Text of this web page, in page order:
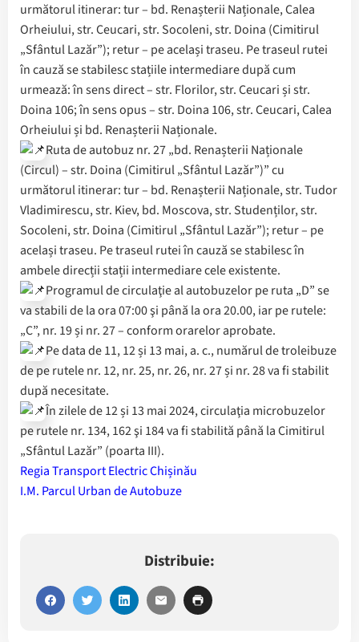
următorul itinerar: tur – bd. Renașterii Naționale, Calea
Orheiului, str. Ceucari, str. Socoleni, str. Doina (Cimitirul
„Sfântul Lazăr”); retur – pe același traseu. Pe traseul rutei
în cauză se stabilesc stațiile intermediare după cum
urmează: în sens direct – str. Florilor, str. Ceucari și str.
Doina 106; în sens opus – str. Doina 106, str. Ceucari, Calea
Orheiului și bd. Renașterii Naționale.
Ruta de autobuz nr. 27 „bd. Renașterii Naționale
(Circul) – str. Doina (Cimitirul „Sfântul Lazăr”)” cu
următorul itinerar: tur – bd. Renașterii Naționale, str. Tudor
Vladimirescu, str. Kiev, bd. Moscova, str. Studenților, str.
Socoleni, str. Doina (Cimitirul „Sfântul Lazăr”); retur – pe
același traseu. Pe traseul rutei în cauză se stabilesc în
ambele direcții stații intermediare cele existente.
Programul de circulaţie al autobuzelor pe ruta „D” se
va stabili de la ora 07:00 şi până la ora 20.00, iar pe rutele:
„C”, nr. 19 și nr. 27 – conform orarelor aprobate.
Pe data de 11, 12 și 13 mai, a. c., numărul de troleibuze
de pe rutele nr. 12, nr. 25, nr. 26, nr. 27 și nr. 28 va fi stabilit
după necesitate.
În zilele de 12 și 13 mai 2024, circulaţia microbuzelor
pe rutele nr. 134, 162 şi 184 va fi stabilită până la Cimitirul
„Sfântul Lazăr” (poarta III).
Regia Transport Electric Chișinău
I.M. Parcul Urban de Autobuze
Distribuie: